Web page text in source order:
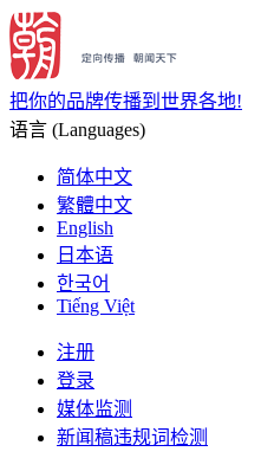
把你的品牌传播到世界各地!
语言 (Languages)
简体中文
繁體中文
English
日本语
한국어
Tiếng Việt
注册
登录
媒体监测
新闻稿违规词检测